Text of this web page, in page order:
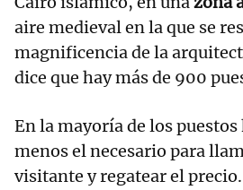
aire medieval en la que se
magnificencia de la
dice que hay más de 900
En la mayoría de los
menos el necesario para
visitante y regatear el